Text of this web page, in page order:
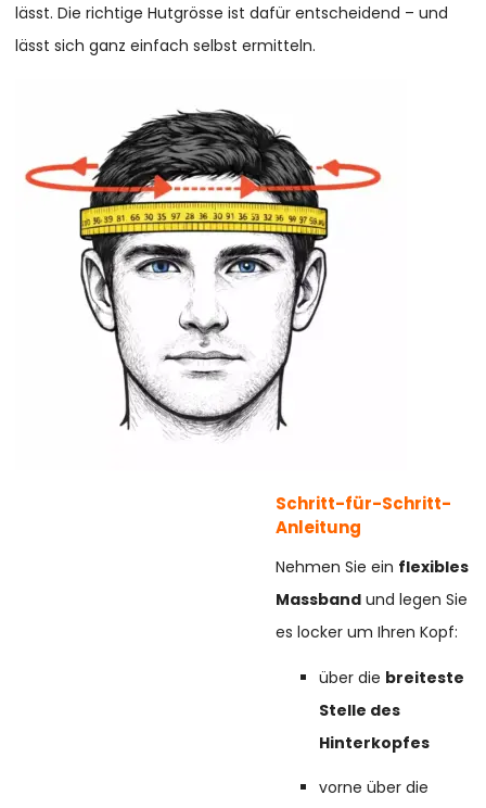
lässt. Die richtige Hutgrösse ist dafür entscheidend – und
lässt sich ganz einfach selbst ermitteln.
Schritt-für-Schritt-
Anleitung
Nehmen Sie ein flexibles
Massband und legen Sie
es locker um Ihren Kopf:
über die breiteste
Stelle des
Hinterkopfes
vorne über die